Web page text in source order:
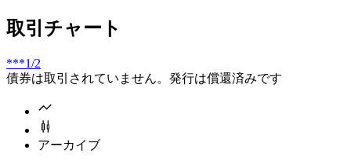
取引チャート
***1/2
債券は取引されていません。発行は償還済みです
アーカイブ